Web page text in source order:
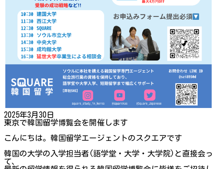
2025年3月30日
東京で韓国留学博覧会を開催します
こんにちは。韓国留学エージェントのスクエアです
韓国の大学の入学担当者(語学堂・大学・大学院)と直接会っ
て、